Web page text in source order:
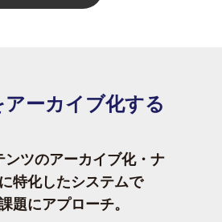
ーカイブ化する
ンツのアーカイブ化・ナ
特化したシステムで
題にアプローチ。